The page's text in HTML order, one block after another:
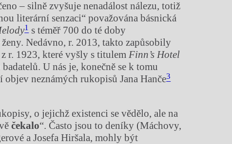
– silně zvyšuje nenadálost nálezu, totiž
literární senzaci“ považována básnická
1s téměř 700 do té doby
Nedávno, r. 2013, takto zapůsobily
z r. 1923, které vyšly s titulemFinn’s Hotel
U nás je, konečně se k tomu
neznámých rukopisů Jana Hanče3
o jejichž existenci se vědělo, ale na
čekalo“. Často jsou to deníky (Máchovy,
a Josefa Hiršala, mohly být